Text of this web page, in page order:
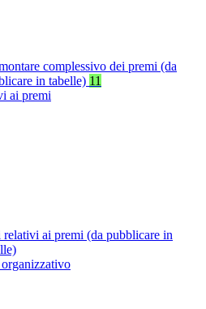
complessivo dei premi (da
in tabelle) 11
ai premi
relativi ai premi (da pubblicare in
organizzativo